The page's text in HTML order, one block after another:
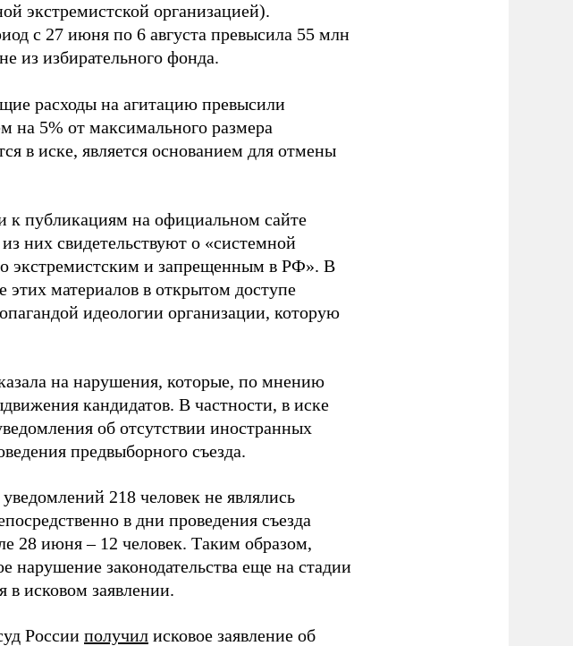
экстремистской организацией).
с 27 июня по 6 августа превысила 55 млн
из избирательного фонда.
расходы на агитацию превысили
на 5% от максимального размера
в иске, является основанием для отмены
к публикациям на официальном сайте
них свидетельствуют о «системной
экстремистским и запрещенным в РФ». В
этих материалов в открытом доступе
идеологии организации, которую
на нарушения, которые, по мнению
кандидатов. В частности, в иске
об отсутствии иностранных
предвыборного съезда.
218 человек не являлись
в дни проведения съезда
28 июня – 12 человек. Таким образом,
нарушение законодательства еще на стадии
в исковом заявлении.
России получил исковое заявление об